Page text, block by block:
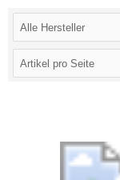
Alle Hersteller
Artikel pro Seite